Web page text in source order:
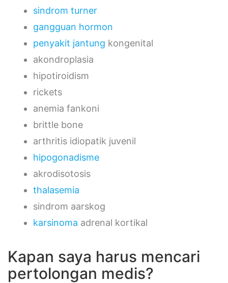
sindrom turner
gangguan hormon
penyakit jantung kongenital
akondroplasia
hipotiroidism
rickets
anemia fankoni
brittle bone
arthritis idiopatik juvenil
hipogonadisme
akrodisotosis
thalasemia
sindrom aarskog
karsinoma adrenal kortikal
Kapan saya harus mencari
pertolongan medis?